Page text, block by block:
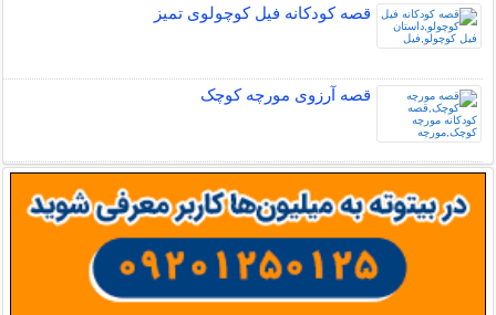
قصه کودکانه فیل کوچولوی تمیز
قصه آرزوی مورچه کوچک